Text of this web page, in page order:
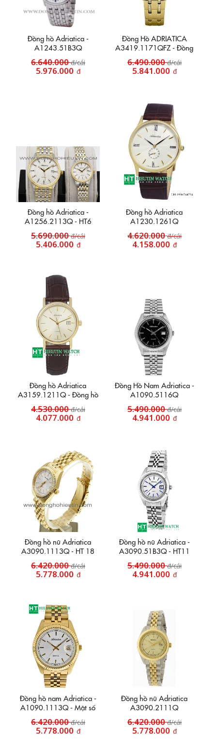
Đồng hồ Adriatica -
A1243.51B3Q
6.640.000đ/cái
5.976.000 đ
Đồng Hồ ADRIATICA
A3419.1171QFZ - Đồng
hồ nữ
6.490.000đ/cái
5.841.000 đ
Đồng hồ Adriatica -
A1256.2113Q - HT6
5.690.000đ/cái
5.406.000 đ
Đồng hồ Adriatica
A1230.1261Q
4.620.000đ/cái
4.158.000 đ
Đồng hồ Adriatica
A3159.1211Q - Đồng hồ
4.530.000đ/cái
4.077.000 đ
Đồng Hồ Nam Adriatica -
A1090.5116Q
5.490.000đ/cái
4.941.000 đ
Đồng hồ nữ Adriatica
A3090.1113Q - HT 18
6.420.000đ/cái
5.778.000 đ
Đồng hồ nữ Adriatica -
A3090.51B3Q - HT11
5.490.000đ/cái
4.941.000 đ
Đồng hồ nam Adriatica -
A1090.1113Q - Mặt số
6.420.000đ/cái
5.778.000 đ
Đồng hồ nữ Adriatica
A3090.2111Q
6.420.000đ/cái
5.778.000 đ